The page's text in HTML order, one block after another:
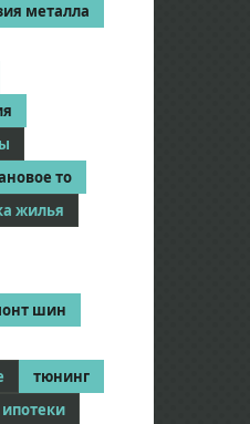
металла
то
жилья
шин
тюнинг